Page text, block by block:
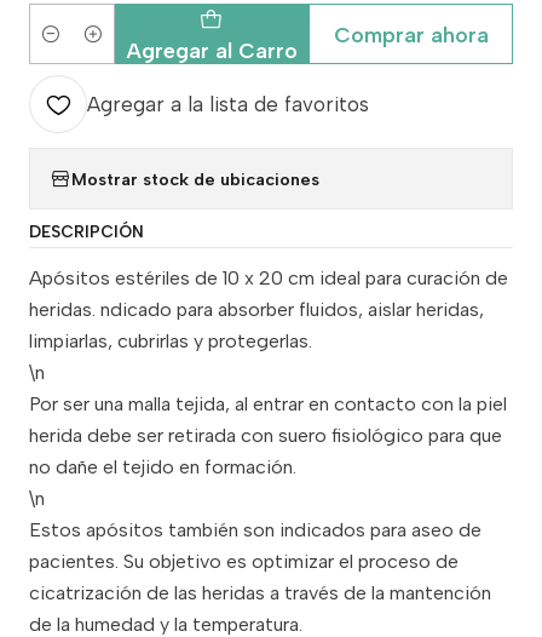
Cantidad Agregar al Carro
Comprar ahora
Agregar a la lista de favoritos
Mostrar stock de ubicaciones
DESCRIPCIÓN
Apósitos estériles de 10 x 20 cm ideal para curación de
heridas. ndicado para absorber fluidos, aislar heridas,
limpiarlas, cubrirlas y protegerlas.
\n
Por ser una malla tejida, al entrar en contacto con la piel
herida debe ser retirada con suero fisiológico para que
no dañe el tejido en formación.
\n
Estos apósitos también son indicados para aseo de
pacientes. Su objetivo es optimizar el proceso de
cicatrización de las heridas a través de la mantención
de la humedad y la temperatura.